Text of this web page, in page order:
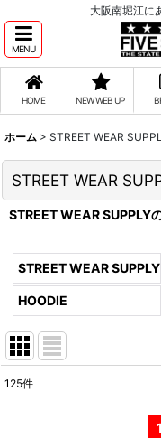
大阪南堀江に
MENU
HOME NEW WEB UP
ホーム > STREET WEAR
STREET WEAR
STREET WEAR SUPPLY
STREET WEAR
HOODIE
125件
1